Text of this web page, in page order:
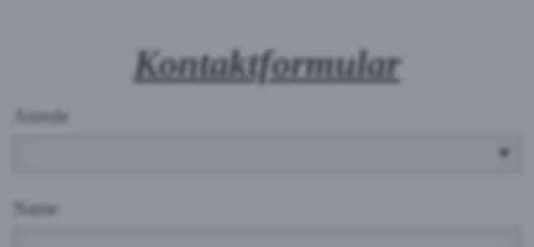
Kontaktformular
Anrede
Name